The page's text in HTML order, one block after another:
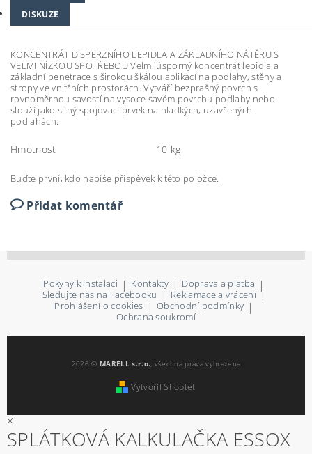
DISKUZE
KONCENTRÁT DISPERZNÍHO LEPIDLA A ZÁKLADNÍHO NÁTĚRU S
VELMI NÍZKOU SPOTŘEBOU Velmi úsporný koncentrát lepidla a
základní penetrace s širokou škálou aplikací na podlahy, stěny a
stropy ve vnitřních prostorách. Vytváří bezprašný povrch s
rovnoměrnou savostí na vysoce savém povrchu podlahy nebo
slouží jako silný spojovací prvek na hladkých, uzavřených
podlahách.
Hmotnost 10 kg
Buďte první, kdo napíše příspěvek k této položce.
Přidat komentář
Pokyny k instalaci | Kontakty | Doprava a platba |
Sledujte nás na Facebooku | Reklamace a vrácení |
Prohlášení o cookies | Obchodní podmínky |
Ochrana soukromí
2026 © MARELL s.r.o., všechna práva vyhrazena
Vytvořil Shoptet
×
SPLÁTKOVÁ KALKULAČKA ESSOX